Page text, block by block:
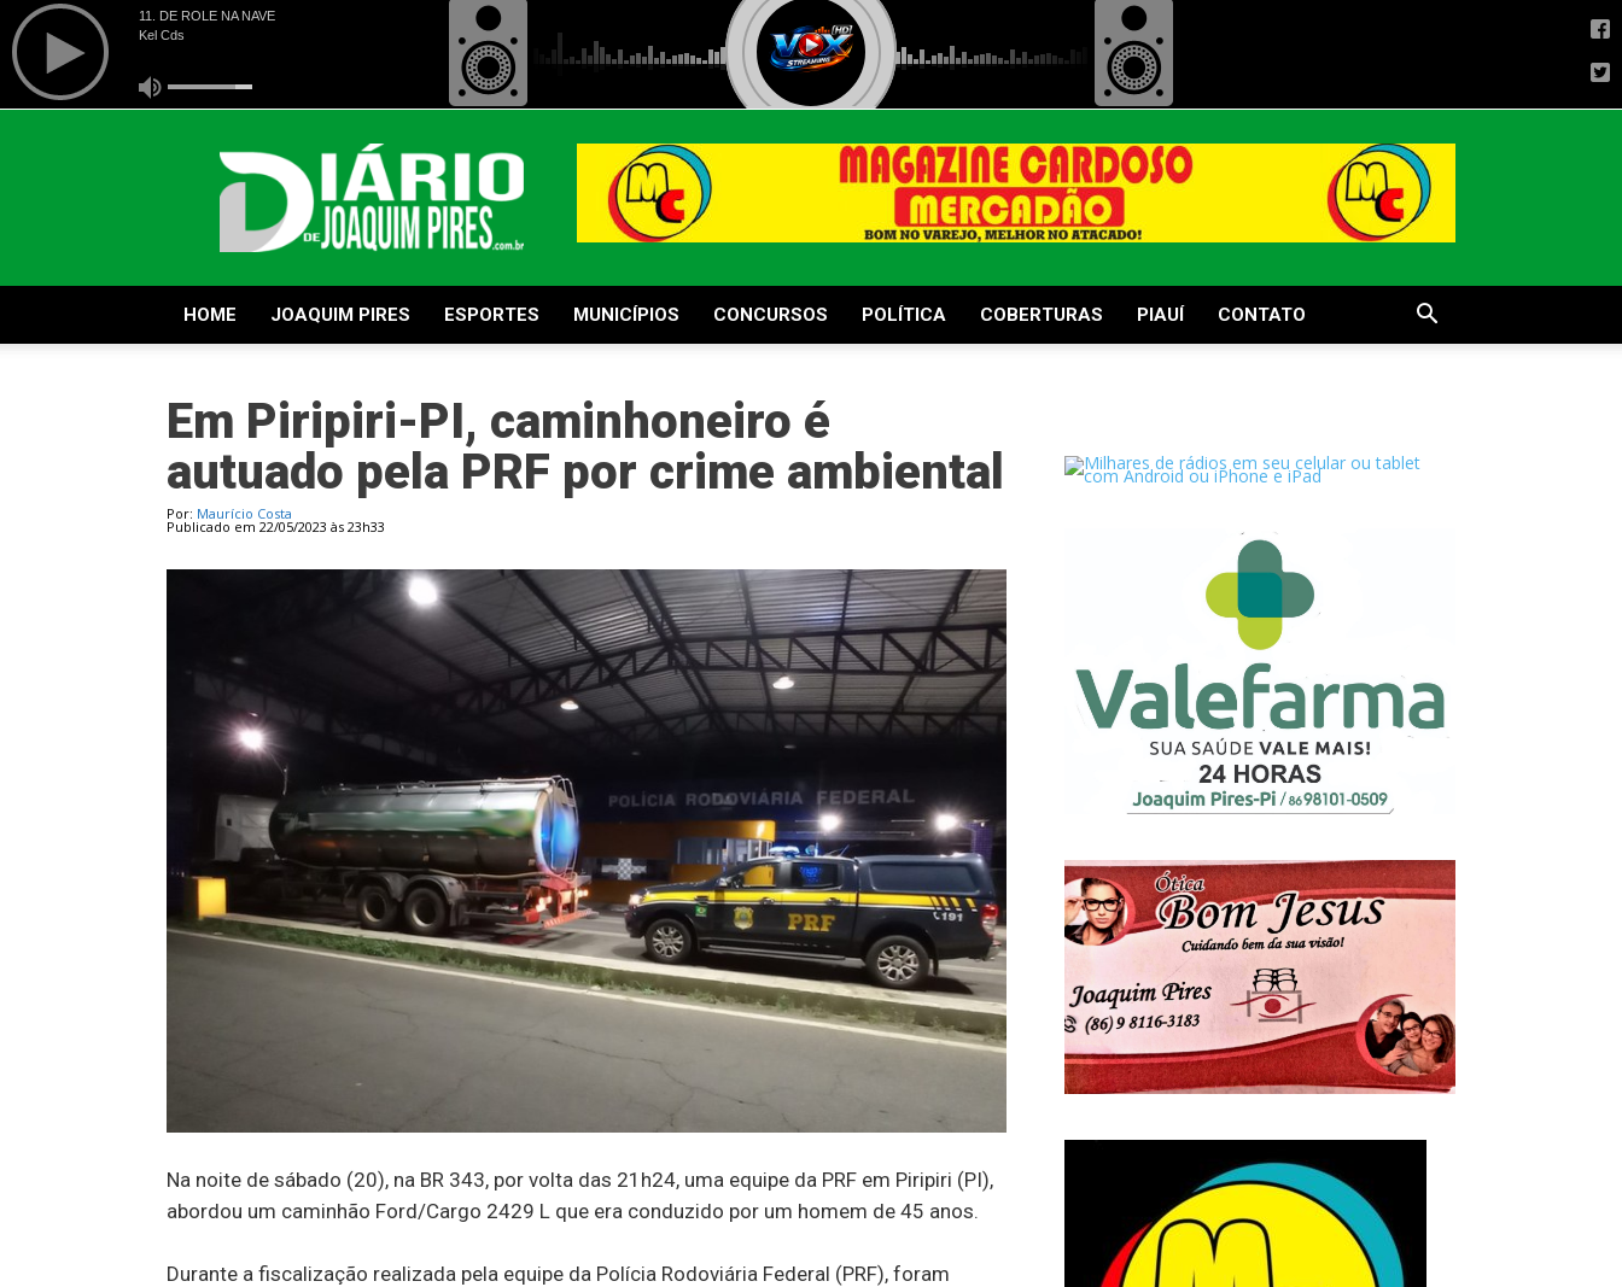
Diário
de
Joaquim
Pires
HOME JOAQUIM PIRES ESPORTES MUNICÍPIOS CONCURSOS POLÍTICA COBERTURAS PIAUÍ CONTATO
Em Piripiri-PI, caminhoneiro é
autuado pela PRF por crime ambiental
Por: Maurício Costa
Publicado em 22/05/2023 às 23h33
Na noite de sábado (20), na BR 343, por volta das 21h24, uma equipe da PRF em Piripiri (PI),
abordou um caminhão Ford/Cargo 2429 L que era conduzido por um homem de 45 anos.
Durante a fiscalização realizada pela equipe da Polícia Rodoviária Federal (PRF), foram